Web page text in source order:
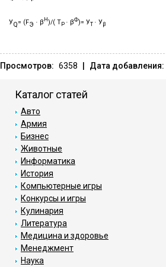
УQ= (FЭ · β Н)/( ТР · βФ)= УТ · Уβ
Просмотров: 6358 Дата добавления:
Каталог статей
Авто
Армия
Бизнес
Животные
Информатика
История
Компьютерные игры
Конкурсы и игры
Кулинария
Литература
Медицина и здоровье
Менеджмент
Наука